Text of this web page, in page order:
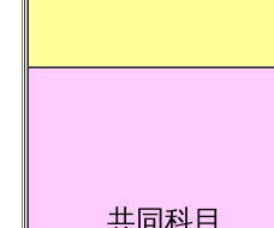
共同科目